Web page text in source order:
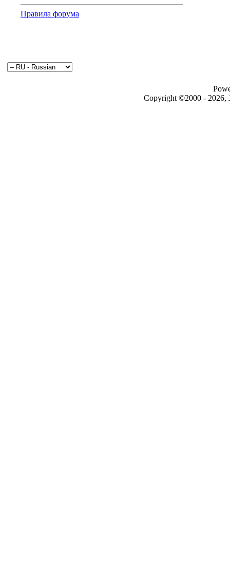
Правила форума
Copyright ©2000 - 2026,